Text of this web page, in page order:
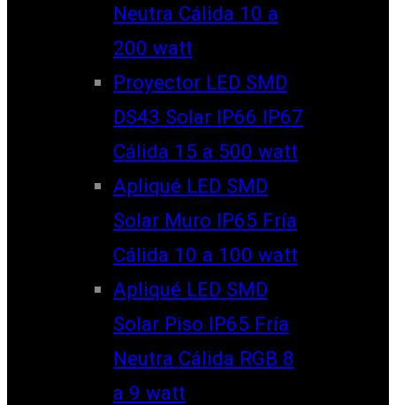
Neutra Cálida 10 a
200 watt
Proyector LED SMD
DS43 Solar IP66 IP67
Cálida 15 a 500 watt
Apliqué LED SMD
Solar Muro IP65 Fría
Cálida 10 a 100 watt
Apliqué LED SMD
Solar Piso IP65 Fría
Neutra Cálida RGB 8
a 9 watt